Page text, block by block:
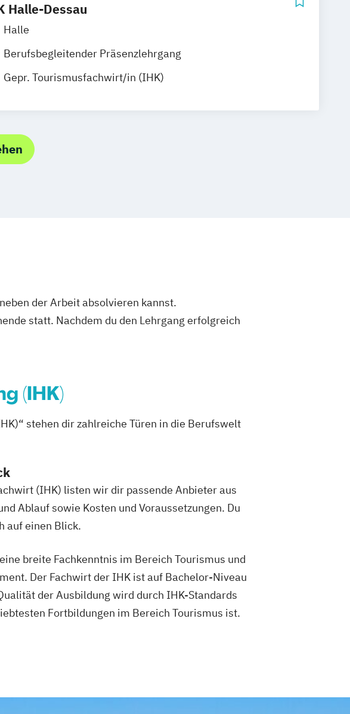
Halle-Dessau
Halle
Berufsbegleitender Präsenzlehrgang
Gepr. Tourismusfachwirt/in (IHK)
der Arbeit absolvieren kannst.
statt. Nachdem du den Lehrgang erfolgreich
(IHK)
stehen dir zahlreiche Türen in die Berufswelt
(IHK) listen wir dir passende Anbieter aus
Ablauf sowie Kosten und Voraussetzungen. Du
auf einen Blick.
breite Fachkenntnis im Bereich Tourismus und
Der Fachwirt der IHK ist auf Bachelor-Niveau
der Ausbildung wird durch IHK-Standards
Fortbildungen im Bereich Tourismus ist.